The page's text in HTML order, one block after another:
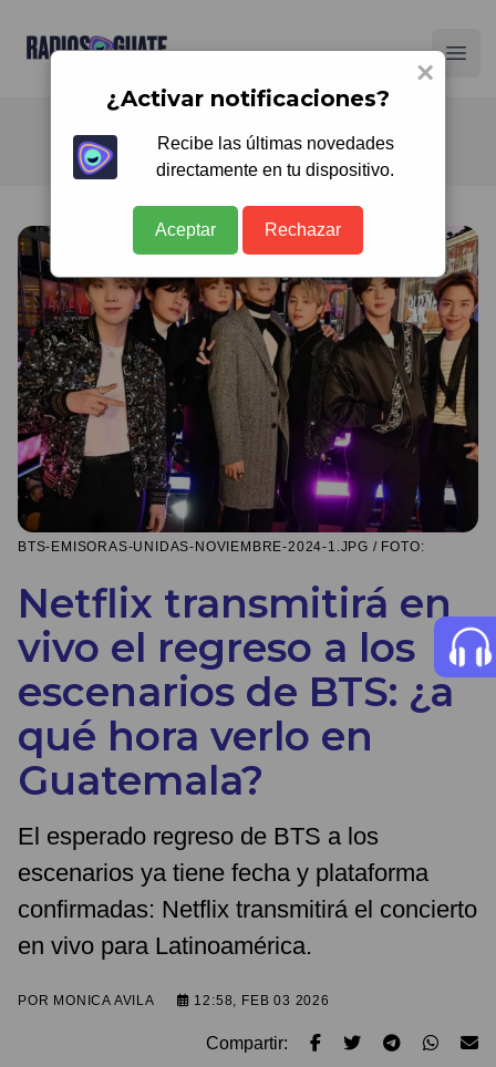
Radios Guate
BTS-EMISORAS-UNIDAS-NOVIEMBRE-2024-1.JPG / FOTO:
Netflix transmitirá en
vivo el regreso a los
escenarios de BTS: ¿a
qué hora verlo en
Guatemala?
El esperado regreso de BTS a los
escenarios ya tiene fecha y plataforma
confirmadas: Netflix transmitirá el concierto
en vivo para Latinoamérica.
POR MONICA AVILA 12:58, FEB 03 2026
Compartir:
×
¿Activar notificaciones?
Recibe las últimas novedades
directamente en tu dispositivo.
Aceptar Rechazar